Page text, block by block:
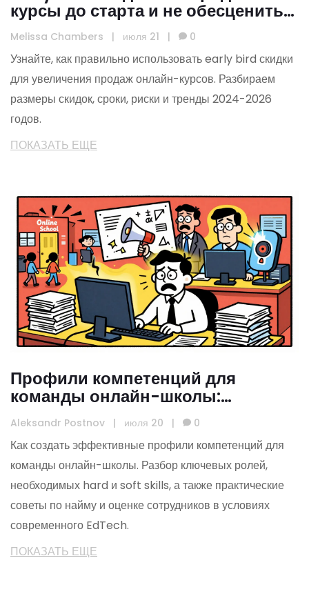
курсы до старта и не обесценить
продукт
Melissa Chambers | июля 21 | 0
Узнайте, как правильно использовать early bird скидки
для увеличения продаж онлайн-курсов. Разбираем
размеры скидок, сроки, риски и тренды 2024-2026
годов.
ПОКАЗАТЬ ЕЩЕ
Профили компетенций для
команды онлайн-школы:
руководство по найму и оценке
Aleksandr Postnov | июля 20 | 0
Как создать эффективные профили компетенций для
команды онлайн-школы. Разбор ключевых ролей,
необходимых hard и soft skills, а также практические
советы по найму и оценке сотрудников в условиях
современного EdTech.
ПОКАЗАТЬ ЕЩЕ